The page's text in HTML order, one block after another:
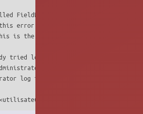
FieldWorks, or were just added to
error until you log out or reboot.
is the situation. Log out or reboot
tried logging out or rebooting, then
add your user to the
log in, launch Terminal, and
fieldworks